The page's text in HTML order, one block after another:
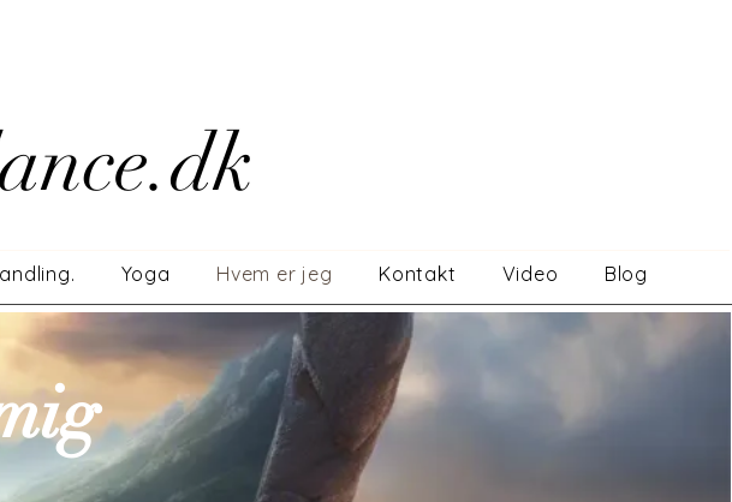
Yoga Hvem er jeg Kontakt Video Blog